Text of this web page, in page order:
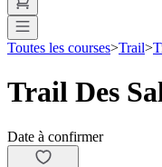
Toutes les courses>Trail>
Trail Des
Date à confirmer